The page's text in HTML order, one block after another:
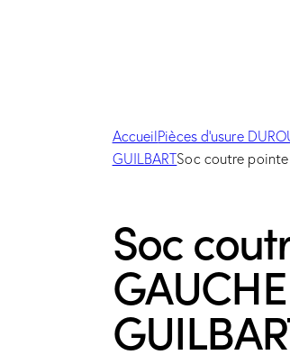
AccueilPièces d'usure
GUILBARTSoc coutre pointe
Soc